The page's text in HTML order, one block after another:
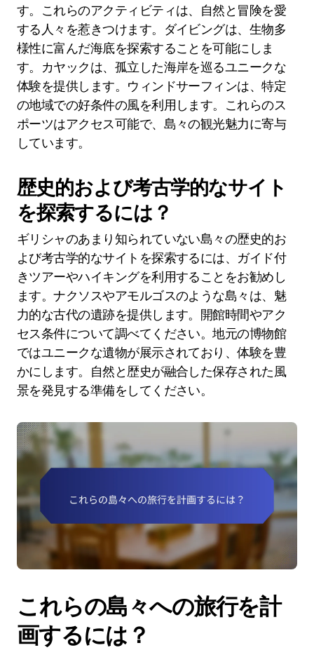
す。これらのアクティビティは、自然と冒険を愛
する人々を惹きつけます。ダイビングは、生物多
様性に富んだ海底を探索することを可能にしま
す。カヤックは、孤立した海岸を巡るユニークな
体験を提供します。ウィンドサーフィンは、特定
の地域での好条件の風を利用します。これらのス
ポーツはアクセス可能で、島々の観光魅力に寄与
しています。
歴史的および考古学的なサイト
を探索するには？
ギリシャのあまり知られていない島々の歴史的お
よび考古学的なサイトを探索するには、ガイド付
きツアーやハイキングを利用することをお勧めし
ます。ナクソスやアモルゴスのような島々は、魅
力的な古代の遺跡を提供します。開館時間やアク
セス条件について調べてください。地元の博物館
ではユニークな遺物が展示されており、体験を豊
かにします。自然と歴史が融合した保存された風
景を発見する準備をしてください。
これらの島々への旅行を計
画するには？